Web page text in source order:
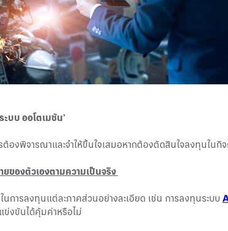
ะบบ ออโตเมชัน’
องพิจารณาและจำให้ขึ้นใจเสมอหากต้องตัดสินใจลงทุนใน
ยของตัวเองตามความเป็นจริง
การลงทุนแต่ละภาคส่วนอย่างละเอียด เช่น การลงทุนระบบ
ข่งขันได้คุ้มค่าหรือไม่